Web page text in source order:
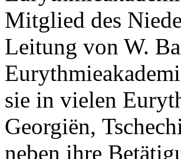
Mitglied des
Leitung von W.
sie in vielen
Georgiën,
neben ihre